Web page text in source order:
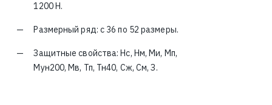
1200 Н.
Размерный ряд: с 36 по 52 размеры.
Защитные свойства: Нс, Нм, Ми, Мп,
Мун200, Мв, Тп, Тн40, Сж, См, З.